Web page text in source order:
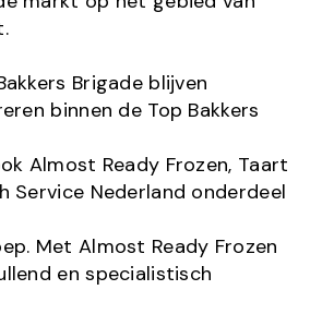
Brigade blijven
binnen de Top Bakkers
Almost Ready Frozen, Taart
Service Nederland onderdeel
Met Almost Ready Frozen
en specialistisch